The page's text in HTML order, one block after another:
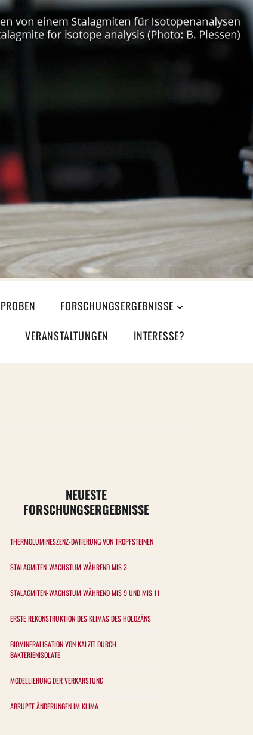
PROBEN
FORSCHUNGSERGEBNISSE
VERANSTALTUNGEN INTERESSE?
NEUESTE
FORSCHUNGSERGEBNISSE
THERMOLUMINESZENZ-DATIERUNG VON TROPFSTEINEN
STALAGMITEN-WACHSTUM WÄHREND MIS 3
STALAGMITEN-WACHSTUM WÄHREND MIS 9 UND MIS 11
ERSTE REKONSTRUKTION DES KLIMAS DES HOLOZÄNS
BIOMINERALISATION VON KALZIT DURCH
BAKTERIENISOLATE
MODELLIERUNG DER VERKARSTUNG
ABRUPTE ÄNDERUNGEN IM KLIMA